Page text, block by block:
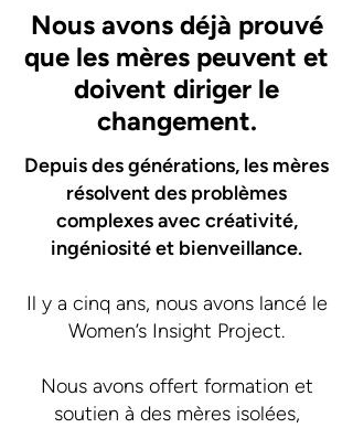
Nous avons déjà prouvé
que les mères peuvent et
doivent diriger le
changement.
Depuis des générations, les mères
résolvent des problèmes
complexes avec créativité,
ingéniosité et bienveillance.
Il y a cinq ans, nous avons lancé le
Women’s Insight Project.
Nous avons offert formation et
soutien à des mères isolées,